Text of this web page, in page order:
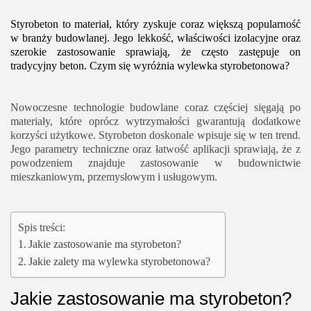
Styrobeton to materiał, który zyskuje coraz większą popularność
w branży budowlanej. Jego lekkość, właściwości izolacyjne oraz
szerokie zastosowanie sprawiają, że często zastępuje on
tradycyjny beton. Czym się wyróżnia wylewka styrobetonowa?
Nowoczesne technologie budowlane coraz częściej sięgają po
materiały, które oprócz wytrzymałości gwarantują dodatkowe
korzyści użytkowe. Styrobeton doskonale wpisuje się w ten trend.
Jego parametry techniczne oraz łatwość aplikacji sprawiają, że z
powodzeniem znajduje zastosowanie w budownictwie
mieszkaniowym, przemysłowym i usługowym.
Spis treści:
Jakie zastosowanie ma styrobeton?
Jakie zalety ma wylewka styrobetonowa?
Jakie zastosowanie ma styrobeton?